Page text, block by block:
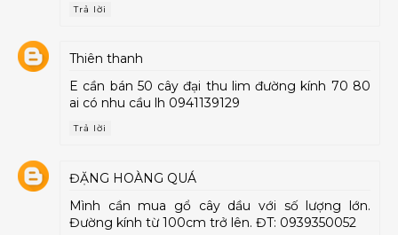
Trả lời
Thiên thanh
E cần bán 50 cây đại thu lim đường kính 70 80
ai có nhu cầu lh 0941139129
Trả lời
ĐẶNG HOÀNG QUÁ
Mình cần mua gổ cây dầu với số lượng lớn.
Đường kính từ 100cm trở lên. ĐT: 0939350052